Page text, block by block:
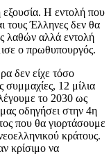
εξουσία. Η εντολή που
τους Έλληνες δεν θα
λαθών αλλά εντολή
ο πρωθυπουργός.
δεν είχε τόσο
συμμαχίες, 12 μίλια
το 2030 ως
οδηγήσει στην 4η
που θα γιορτάσουμε
κράτους.
κρίσιμο να